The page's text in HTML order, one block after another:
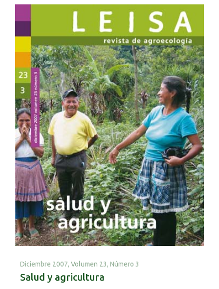
Diciembre 2007, Volumen 23, Número 3
Salud y agricultura